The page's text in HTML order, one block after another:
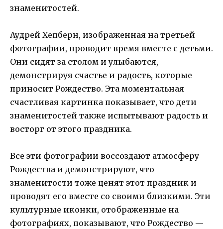
знаменитостей.
Аудрей Хепберн, изображенная на третьей
фотографии, проводит время вместе с детьми.
Они сидят за столом и улыбаются,
демонстрируя счастье и радость, которые
приносит Рождество. Эта моментальная
счастливая картинка показывает, что дети
знаменитостей также испытывают радость и
восторг от этого праздника.
Все эти фотографии воссоздают атмосферу
Рождества и демонстрируют, что
знаменитости тоже ценят этот праздник и
проводят его вместе со своими близкими. Эти
культурные иконки, отображенные на
фотографиях, показывают, что Рождество —